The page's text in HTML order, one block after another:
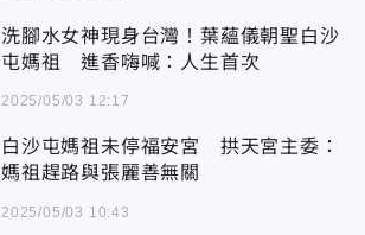
洗腳水女神現身台灣！葉蘊儀朝聖白沙
屯媽祖 進香嗨喊：人生首次
2025/05/03 12:17
白沙屯媽祖未停福安宮 拱天宮主委：
媽祖趕路與張麗善無關
2025/05/03 10:43